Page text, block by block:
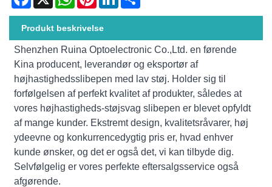
Produkt beskrivelse
Shenzhen Ruina Optoelectronic Co.,Ltd. en førende
Kina producent, leverandør og eksportør af
højhastighedsslibepen med lav støj. Holder sig til
forfølgelsen af ​​perfekt kvalitet af produkter, således at
vores højhastigheds-støjsvag slibepen er blevet opfyldt
af mange kunder. Ekstremt design, kvalitetsråvarer, høj
ydeevne og konkurrencedygtig pris er, hvad enhver
kunde ønsker, og det er også det, vi kan tilbyde dig.
Selvfølgelig er vores perfekte eftersalgsservice også
afgørende.